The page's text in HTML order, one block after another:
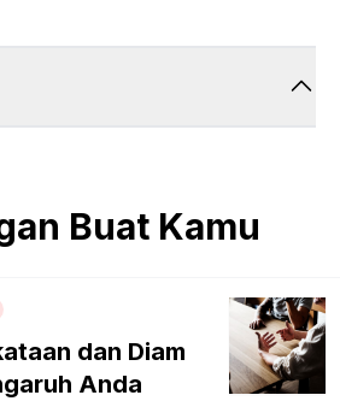
Buat Kamu
dan Diam
Anda